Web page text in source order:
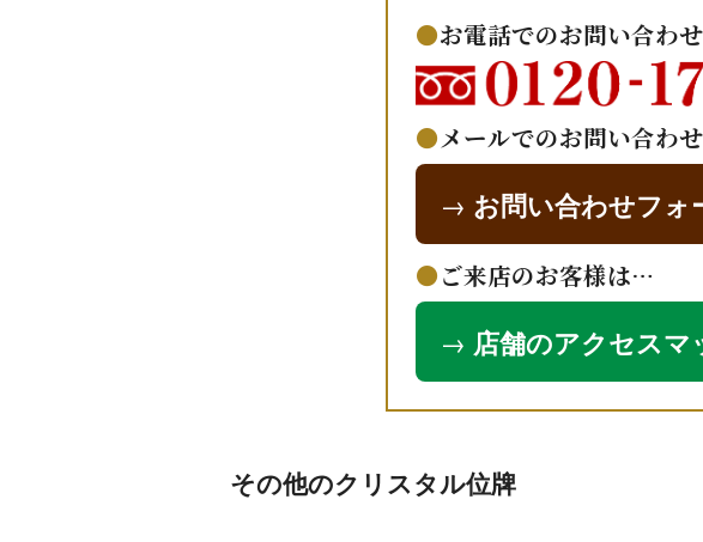
お電話でのお問い合わせ
メールでのお問い合わせ
→ お問い合わせフォ
ご来店のお客様は…
→ 店舗のアクセスマ
その他のクリスタル位牌